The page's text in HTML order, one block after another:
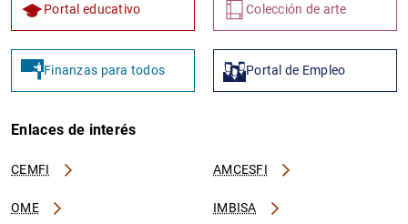
Portal educativo Colección de arte
Finanzas para todos Portal de Empleo
Enlaces de interés
CEMFI AMCESFI
OME IMBISA